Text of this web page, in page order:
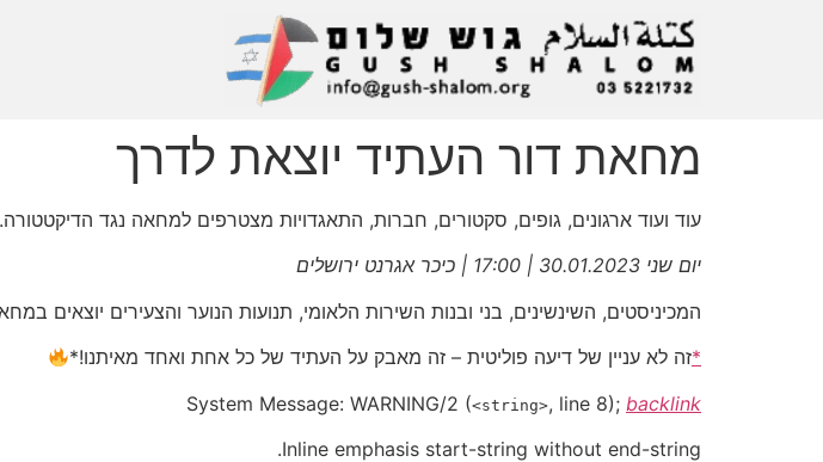
מחאת דור העתיד יוצאת לדרך
עוד ועוד ארגונים, גופים, סקטורים, חברות, התאגדויות מצטרפים למחאה נגד
יום שני 30.01.2023 | 17:00 | כיכר אגרנט ירושלים
המכיניסטים, השינשינים, בני ובנות השירות הלאומי, תנועות הנוער והצעירים יוצאים
*זה לא עניין של דיעה פוליטית – זה מאבק על העתיד של כל אחת ואחד מאיתנו!*
System Message: WARNING/2 (<string>, line 8); backlink
Inline emphasis start-string without end-string.